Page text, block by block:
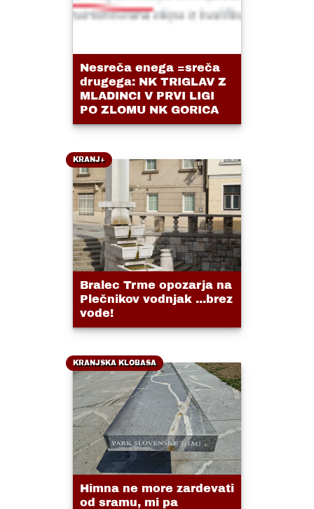
Nesreča enega =sreča
drugega: NK TRIGLAV Z
MLADINCI V PRVI LIGI
PO ZLOMU NK GORICA
KRANJ+
Bralec Trme opozarja na
Plečnikov vodnjak ...brez
vode!
KRANJSKA KLOBASA
Himna ne more zardevati
od sramu, mi pa